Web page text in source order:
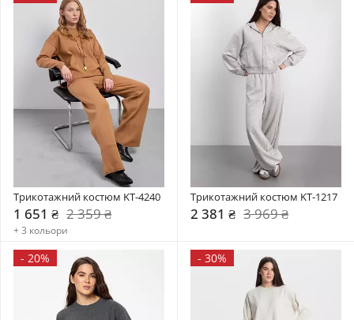
Трикотажний костюм KT-4240
1 651 ₴ 2 359 ₴
+ 3 кольори
Трикотажний костюм KT-1217
2 381 ₴ 3 969 ₴
- 20% - 30%